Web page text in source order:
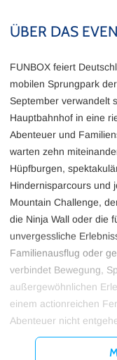
ÜBER DAS
FUNBOX feiert
mobilen Sprungpark
September verwandelt
Hauptbahnhof in eine
Abenteuer und
warten zehn
Hüpfburgen,
Hindernisparcours und
Mountain Challenge,
die Ninja Wall oder die
unvergessliche
Familienausflug oder
verbindet Bewegung,
außergewöhnlichen
einem actionreichen
Abenteuer nicht
Tickets für Funbox -